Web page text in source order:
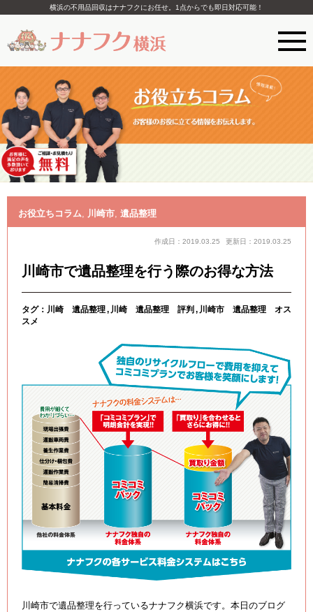
横浜の不用品回収はナナフクにお任せ。1点からでも即日対応可能！
お役立ちコラム, 川崎市, 遺品整理
作成日：2019.03.25 更新日：2019.03.25
川崎市で遺品整理を行う際のお得な方法
タグ： 川崎 遺品整理 川崎 遺品整理 評判
川崎市 遺品整理 オス
スメ
川崎市で遺品整理を行っているナナフク横浜です。本日のブログ